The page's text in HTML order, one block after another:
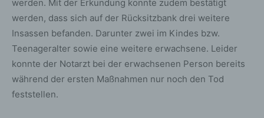
werden. Mit der Erkundung konnte zudem bestätigt
werden, dass sich auf der Rücksitzbank drei weitere
Insassen befanden. Darunter zwei im Kindes bzw.
Teenageralter sowie eine weitere erwachsene. Leider
konnte der Notarzt bei der erwachsenen Person bereits
während der ersten Maßnahmen nur noch den Tod
feststellen.